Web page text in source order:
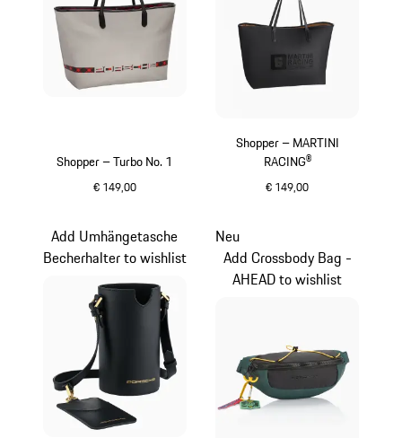
Shopper – Turbo No. 1
€ 149,00
Shopper – MARTINI
RACING®
€ 149,00
Add Umhängetasche
Becherhalter to wishlist
Neu
Add Crossbody Bag -
AHEAD to wishlist